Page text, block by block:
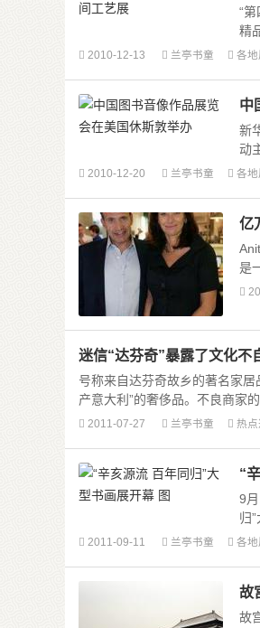
“
精
2010-12-13 兰亭书童 各地
中
新
动
2010-12-20 兰亭书童 各地
亿
是
迷信“达芬奇”暴露了文化不
号称来自达芬奇故乡的著名家居
产意大利”的奢侈品。不良商家的
2011-07-27 兰亭书童 热点
“
9
归
2011-09-11 兰亭书童 各地
故
故